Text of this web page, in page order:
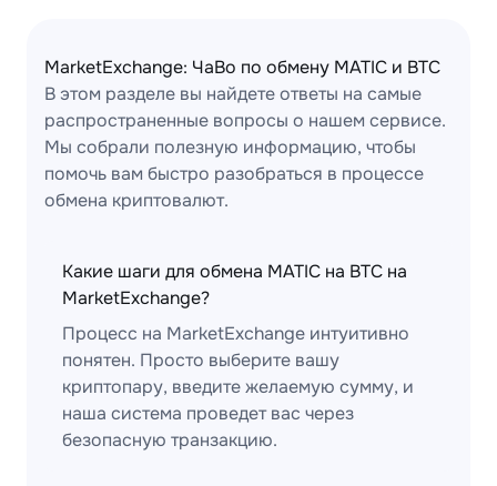
MarketExchange: ЧаВо по обмену MATIC и BTC
В этом разделе вы найдете ответы на самые
распространенные вопросы о нашем сервисе.
Мы собрали полезную информацию, чтобы
помочь вам быстро разобраться в процессе
обмена криптовалют.
Какие шаги для обмена MATIC на BTC на
MarketExchange?
Процесс на MarketExchange интуитивно
понятен. Просто выберите вашу
криптопару, введите желаемую сумму, и
наша система проведет вас через
безопасную транзакцию.